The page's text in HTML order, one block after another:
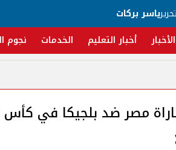
ياسر بركات
الأخبار أخبار التعليم الخدمات نجوم
مصر ضد بلجيكا في كأس